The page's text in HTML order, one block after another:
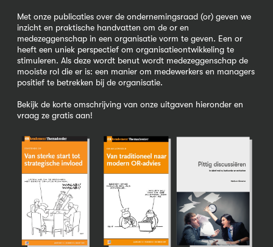
Met onze publicaties over de ondernemingsraad (or) geven we
inzicht en praktische handvatten om de or en
medezeggenschap in een organisatie vorm te geven. Een or
heeft een uniek perspectief om organisatieontwikkeling te
stimuleren. Als deze wordt benut wordt medezeggenschap de
mooiste rol die er is: een manier om medewerkers en managers
positief te betrekken bij de organisatie.
Bekijk de korte omschrijving van onze uitgaven hieronder en
vraag ze gratis aan!